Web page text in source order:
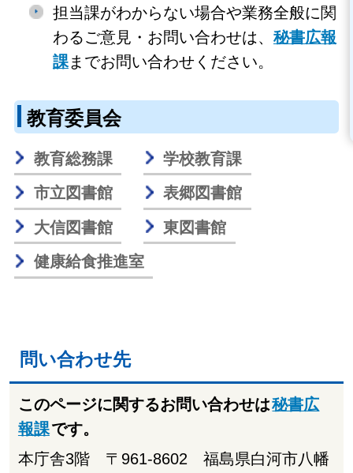
担当課がわからない場合や業務全般に関
わるご意見・お問い合わせは、 秘書広報
課までお問い合わせください。
教育委員会
教育総務課
学校教育課
市立図書館
表郷図書館
大信図書館
東図書館
健康給食推進室
問い合わせ先
このページに関するお問い合わせは秘書広
報課です。
本庁舎3階 〒961-8602 福島県白河市八幡